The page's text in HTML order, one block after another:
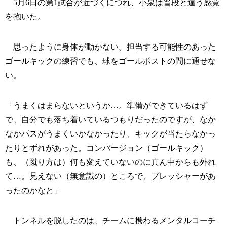
5月6日の第1試合が近づくにつれ、小泉は普段と違う感覚
を抱いた。
思ったように身体が動かない。担当する可能性のあった
ゴールキックの練習でも、球をゴールポストの間に通せな
い。
「うまくはまらないというか…。準備ができているはず
で、自分でも落ち着いているつもりだったのですが、なか
なかパスがうまくいかなかったり、キックが当たらなかっ
たりとずれがあった。コンバージョン（ゴールキック）
も、（蹴り方は）何も変えていないのに真ん中からも外れ
て…。見えない（無意識の）ところで、プレッシャーがあ
ったのかなと」
トンネルを脱したのは、チームに携わるメンタルコーチ